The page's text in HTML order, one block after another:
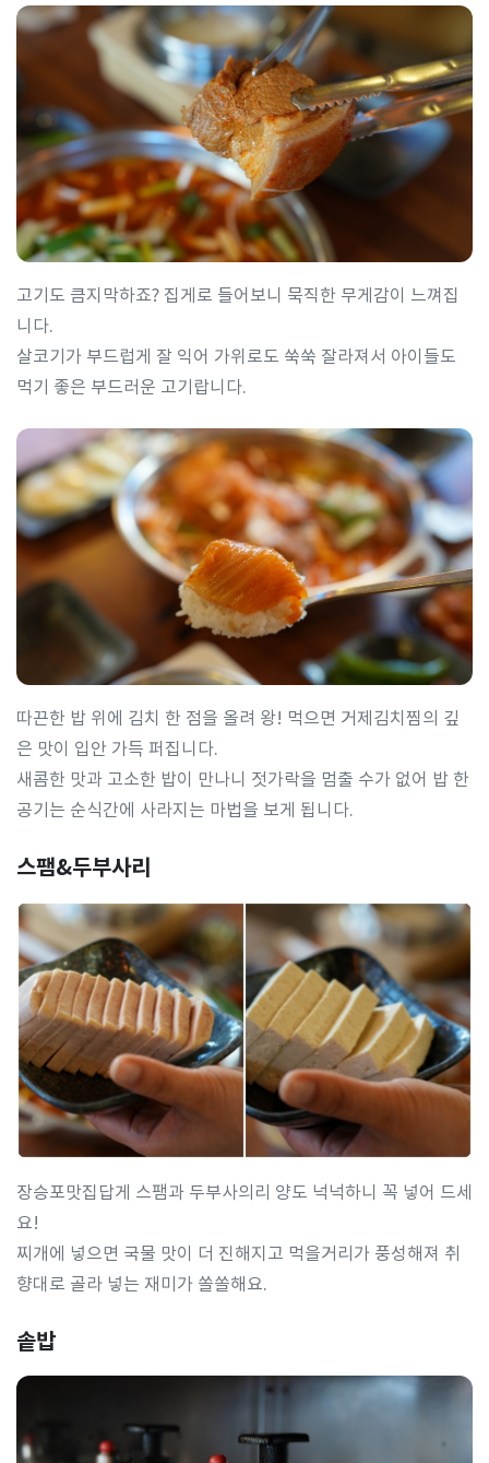
고기도 큼지막하죠? 집게로 들어보니 묵직한 무게감이 느껴집
니다.
살코기가 부드럽게 잘 익어 가위로도 쑥쑥 잘라져서 아이들도
먹기 좋은 부드러운 고기랍니다.
따끈한 밥 위에 김치 한 점을 올려 왕! 먹으면 거제김치찜의 깊
은 맛이 입안 가득 퍼집니다.
새콤한 맛과 고소한 밥이 만나니 젓가락을 멈출 수가 없어 밥 한
공기는 순식간에 사라지는 마법을 보게 됩니다.
스팸&두부사리
장승포맛집답게 스팸과 두부사의리 양도 넉넉하니 꼭 넣어 드세
요!
찌개에 넣으면 국물 맛이 더 진해지고 먹을거리가 풍성해져 취
향대로 골라 넣는 재미가 쏠쏠해요.
솥밥